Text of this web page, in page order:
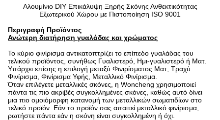
Αλουμίνιο DIY Επικάλυψη Ξηρής Σκόνης Ανθεκτικότητας
Εξωτερικού Χώρου με Πιστοποίηση ISO 9001
Περιγραφή Προϊόντος
Ανώτερη διατήρηση γυαλάδας και χρώματος
Το κύριο φινίρισμα αντικατοπτρίζει το επίπεδο γυαλάδας του
τελικού προϊόντος, συνήθως Γυαλιστερό, Ημι-γυαλιστερό ή Ματ.
Υπάρχει επίσης η επιλογή μεταξύ Φινιρίσματος Ματ, Τραχύ
Φινίρισμα, Φινίρισμα Υφής, Μεταλλικό Φινίρισμα.
Όταν επιλέγετε μεταλλικές σκόνες, η Woncheng χρησιμοποιεί
πάντα τις πιο ακριβές συγκολλημένες σκόνες, καθώς αυτό δίνει
μια πιο ομοιόμορφη κατανομή των μεταλλικών σωματιδίων στο
τελικό προϊόν. Εάν το προϊόν σας απαιτεί μεταλλικό φινίρισμα,
ρωτήστε πάντα εάν η σκόνη είναι συγκολλημένη ή όχι.